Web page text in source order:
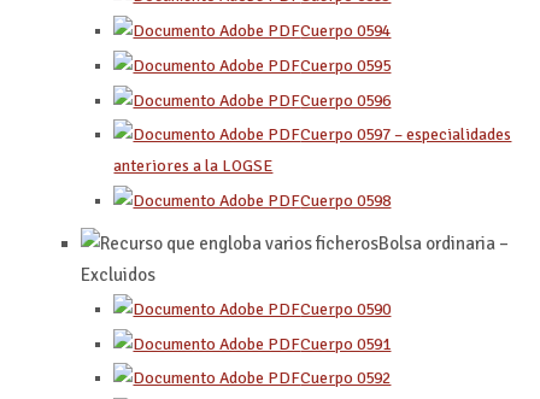
Cuerpo 0594
Cuerpo 0595
Cuerpo 0596
Cuerpo 0597 – especialidades
anteriores a la LOGSE
Cuerpo 0598
Bolsa ordinaria –
Excluidos
Cuerpo 0590
Cuerpo 0591
Cuerpo 0592